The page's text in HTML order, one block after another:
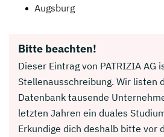
Augsburg
Bitte beachten!
Dieser Eintrag von PATRIZIA AG
Stellenausschreibung. Wir listen
Datenbank tausende
letzten Jahren ein duales
Erkundige dich deshalb bitte vor